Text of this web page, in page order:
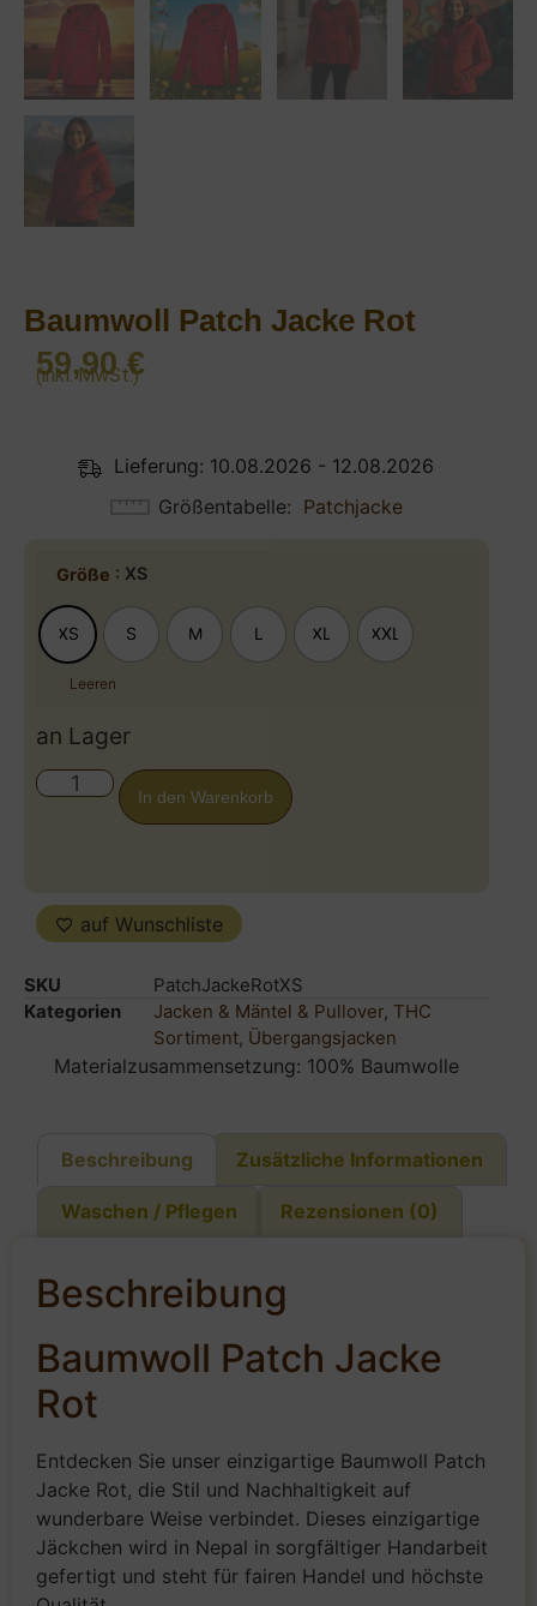
Baumwoll Patch Jacke Rot
59,90€
(inkl. MwSt.)
Lieferung: 10.08.2026 - 12.08.2026
Größentabelle
Patchjacke
Größe : XS
XS S M L XL XXL
Leeren
an Lager
In den Warenkorb
auf Wunschliste
SKU
PatchJackeRotXS
Kategorien
Jacken & Mäntel & Pullover, THC
Sortiment, Übergangsjacken
Materialzusammensetzung: 100% Baumwolle
Beschreibung Zusätzliche Informationen
Waschen / Pflegen Rezensionen (0)
Beschreibung
Baumwoll Patch Jacke
Rot
Entdecken Sie unser einzigartige Baumwoll Patch
Jacke Rot, die Stil und Nachhaltigkeit auf
wunderbare Weise verbindet. Dieses einzigartige
Jäckchen wird in Nepal in sorgfältiger Handarbeit
gefertigt und steht für fairen Handel und höchste